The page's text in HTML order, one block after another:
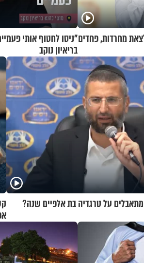
מחרדות, פחדים"ניסו לחטוף אותי
בריאיון נוקב
מתאבלים על טרגדיה בת אלפיים שנה?